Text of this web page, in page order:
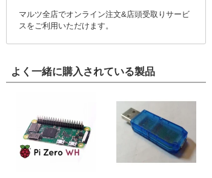
マルツ全店でオンライン注文&店頭受取りサービ
スをご利用いただけます。
よく一緒に購入されている製品